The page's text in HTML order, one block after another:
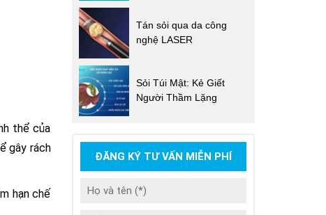
thể của
gây rách
hạn chế
Tán sỏi qua da công
nghệ LASER
Sỏi Túi Mật: Kẻ Giết
Người Thầm Lặng
ĐĂNG KÝ TƯ VẤN MIỄN PHÍ